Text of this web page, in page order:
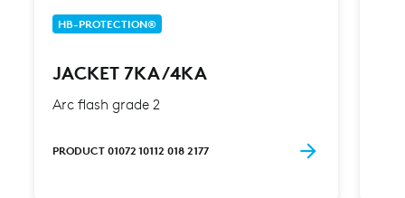
HB-PROTECTION®
JACKET 7KA/4KA
Arc flash grade 2
PRODUCT 01072 10112 018 2177